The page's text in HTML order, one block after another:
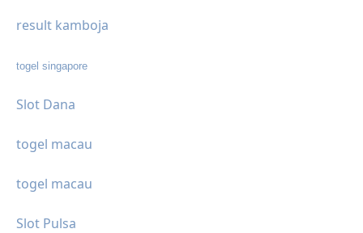
result kamboja
togel singapore
Slot Dana
togel macau
togel macau
Slot Pulsa